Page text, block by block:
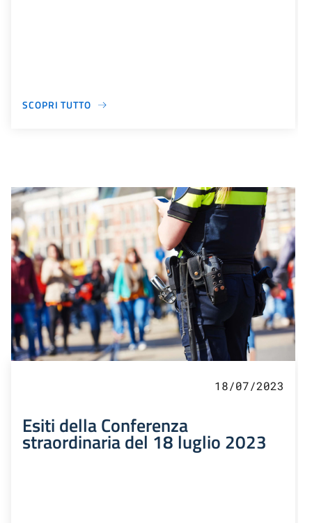
SCOPRI TUTTO
18/07/2023
Esiti della Conferenza
straordinaria del 18 luglio 2023